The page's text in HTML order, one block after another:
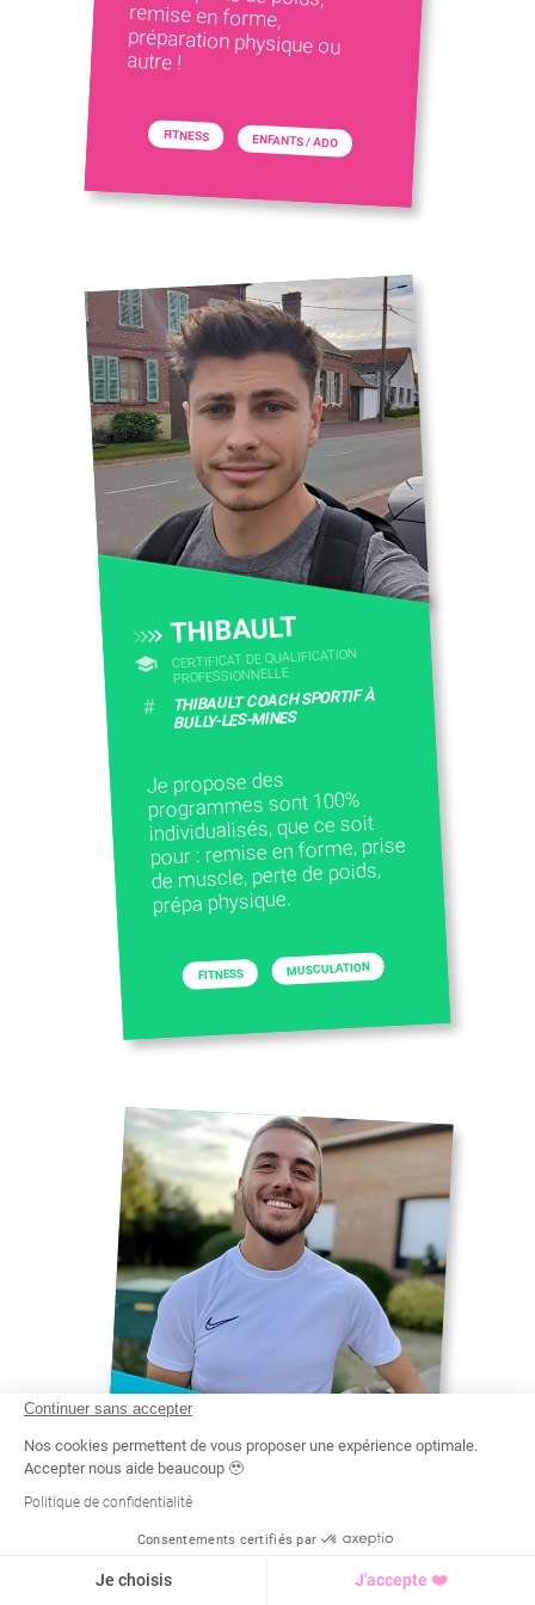
CONTACTEZ-NOUS
autre !
FITNESS ENFANTS / ADO
THIBAULT
CERTIFICAT DE QUALIFICATION
PROFESSIONNELLE
# THIBAULT COACH SPORTIF À
BULLY-LES-MINES
Je propose des
programmes sont 100%
individualisés, que ce soit
pour : remise en forme, prise
de muscle, perte de poids,
prépa physique.
FITNESS MUSCULATION
THEO
LICENCE ÉDUCATION ET
MOTRICITÉ
REMISE EN FORME SUR
ANNŒULLIN
Continuer sans accepter
Nos cookies permettent de vous proposer une expérience optimale.
Accepter nous aide beaucoup 🥹
Politique de confidentialité
Consentements certifiés par
Je choisis J'accepte ❤️